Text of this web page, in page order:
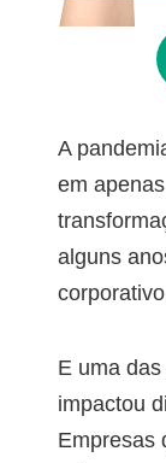
A
em
alguns
E uma
impactou
Empresas